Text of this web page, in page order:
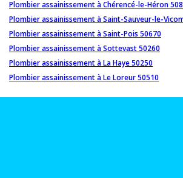
Plombier assainissement à Chérencé-le-Héron
Plombier assainissement à Saint-Sauveur-le-
Plombier assainissement à Saint-Pois 50670
Plombier assainissement à Sottevast 50260
Plombier assainissement à La Haye 50250
Plombier assainissement à Le Loreur 50510